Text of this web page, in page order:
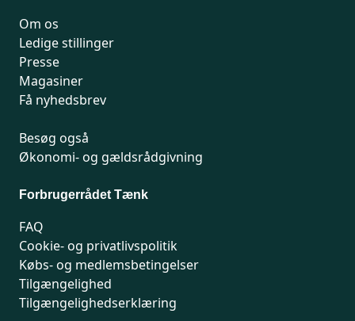
Om os
Ledige stillinger
Presse
Magasiner
Få nyhedsbrev
Besøg også
Økonomi- og gældsrådgivning
Forbrugerrådet Tænk
FAQ
Cookie- og privatlivspolitik
Købs- og medlemsbetingelser
Tilgængelighed
Tilgængelighedserklæring